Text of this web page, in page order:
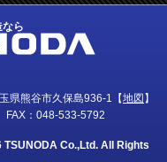
ら
県熊谷市久保島936-1【地図 】
：048-533-5792
TSUNODA Co.,Ltd. All Rights